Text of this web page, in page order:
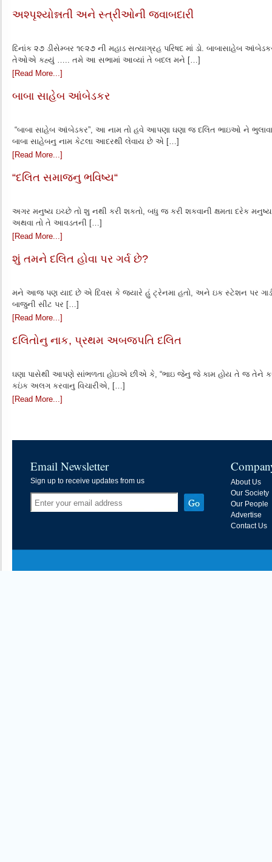
અશ્પૃશ્યોન્નતી અને સ્ત્રીઓની જવાબદારી
દિનાંક ૨૭ ડીસેમ્બર ૧૯૨૭ ની મહાડ સત્યાગ્રહ પરિષદ માં ડો. બાબાસાહેબ
તેઓએ કહ્યું ….. તમે આ સભામાં આવ્યાં તે બદલ મને […]
[Read More...]
બાબા સાહેબ આંબેડકર
“બાબા સાહેબ આંબેડકર”, આ નામ તો હવે આપણા ઘણા જ દલિત ભાઇઓ ને
બાબા સાહેબનુ નામ કેટલા આદરથી લેવાય છે એ […]
[Read More...]
“દલિત સમાજનુ ભવિષ્ય“
અગર મનુષ્ય ઇચ્છે તો શુ નથી કરી શકતો, બધુ જ કરી શકવાની ક્ષમતા દરેક
અથવા તો તે આવડતની […]
[Read More...]
શું તમને દલિત હોવા પર ગર્વ છે?
મને આજ પણ યાદ છે એ દિવસ કે જ્યારે હું ટ્રેનમા હતો, અને ઇક સ્ટેશન પર ગાડી
બાજુની સીટ પર […]
[Read More...]
દલિતોનુ નાક, પ્રથમ અબજપતિ દલિત
ઘણા પાસેથી આપણે સાંભળતા હોઇએ છીએ કે, “ભાઇ જેનુ જે કામ હોય તે જ તેને
કઇંક અલગ કરવાનુ વિચારીએ, […]
[Read More...]
Email Newsletter
Sign up to receive updates from us
About Us
Our Society
Our People
Advertise
Contact Us